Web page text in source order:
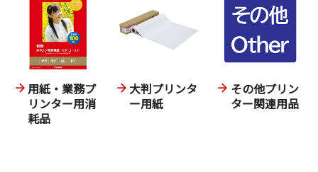
用紙・業務プ
リンター用消
耗品
大判プリンタ
ー用紙
その他プリン
ター関連用品